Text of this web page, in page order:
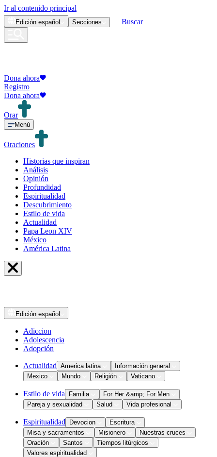
Ir al contenido principal
Edición español Secciones Buscar
Dona ahora
Registro
Dona ahora
Orar
Menú
Oraciones
Historias que inspiran
Análisis
Opinión
Profundidad
Espiritualidad
Descubrimiento
Estilo de vida
Actualidad
Papa Leon XIV
México
América Latina
Edición español
Adiccion
Adolescencia
Adopción
Actualidad America latina
Información general
Mexico
Mundo Religión Vaticano
Estilo de vida Familia
For Her &amp; For Men
Pareja y sexualidad
Salud Vida profesional
Espiritualidad Devocion
Escritura
Misa y sacramentos
Misionero
Nuestras cruces
Oración
Santos
Tiempos litúrgicos
Valores espiritualidad